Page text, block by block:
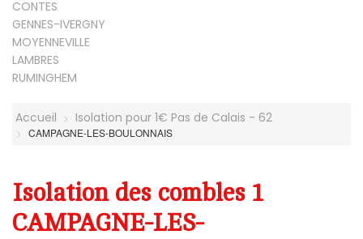
CONTES
GENNES-IVERGNY
MOYENNEVILLE
LAMBRES
RUMINGHEM
Accueil Isolation pour 1€ Pas de Calais - 62
CAMPAGNE-LES-BOULONNAIS
Isolation des combles 1
CAMPAGNE-LES-